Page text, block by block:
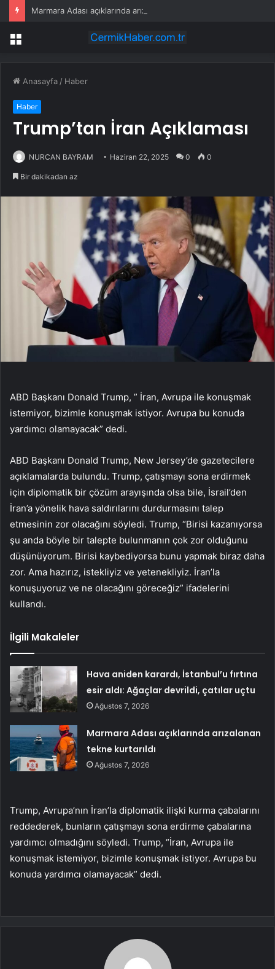
Marmara Adası açıklarında arızalanan tekne kurtarıldı
Menü
Anasayfa / Haber
Haber
Trump’tan İran Açıklaması
NURCAN BAYRAM Haziran 22, 2025 0 0
Bir dakikadan az
ABD Başkanı Donald Trump, ” İran, Avrupa ile konuşmak
istemiyor, bizimle konuşmak istiyor. Avrupa bu konuda
yardımcı olamayacak” dedi.
ABD Başkanı Donald Trump, New Jersey’de gazetecilere
açıklamalarda bulundu. Trump, çatışmayı sona erdirmek
için diplomatik bir çözüm arayışında olsa bile, İsrail’den
İran’a yönelik hava saldırılarını durdurmasını talep
etmesinin zor olacağını söyledi. Trump, “Birisi kazanıyorsa
şu anda böyle bir talepte bulunmanın çok zor olduğunu
düşünüyorum. Birisi kaybediyorsa bunu yapmak biraz daha
zor. Ama hazırız, istekliyiz ve yetenekliyiz. İran’la
konuşuyoruz ve ne olacağını göreceğiz” ifadelerini
kullandı.
İlgili Makaleler
Hava aniden karardı, İstanbul’u fırtına
esir aldı: Ağaçlar devrildi, çatılar uçtu
Ağustos 7, 2026
Marmara Adası açıklarında arızalanan
tekne kurtarıldı
Ağustos 7, 2026
Trump, Avrupa’nın İran’la diplomatik ilişki kurma çabalarını
reddederek, bunların çatışmayı sona erdirme çabalarına
yardımcı olmadığını söyledi. Trump, “İran, Avrupa ile
konuşmak istemiyor, bizimle konuşmak istiyor. Avrupa bu
konuda yardımcı olamayacak” dedi.